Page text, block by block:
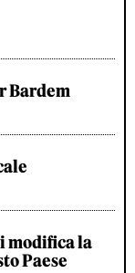
Bardem
modifica la
Paese